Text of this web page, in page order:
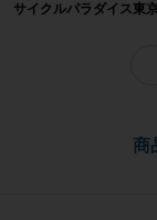
参考価格
サイクルパラダイス東
商